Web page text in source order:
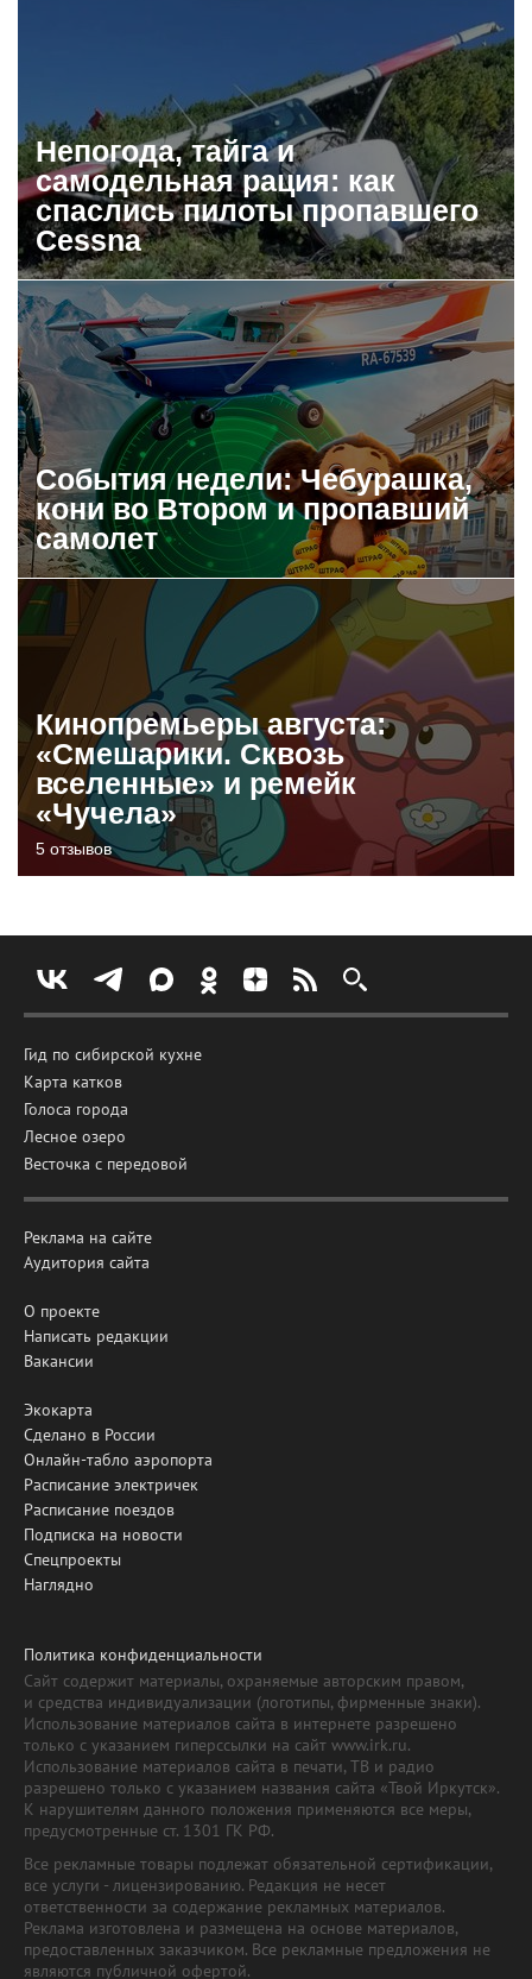
Непогода, тайга и
самодельная рация: как
спаслись пилоты пропавшего
Cessna
События недели: Чебурашка,
кони во Втором и пропавший
самолет
Кинопремьеры августа:
«Смешарики. Сквозь
вселенные» и ремейк
«Чучела»
5 отзывов
Гид по сибирской кухне
Карта катков
Голоса города
Лесное озеро
Весточка с передовой
Реклама на сайте
Аудитория сайта
О проекте
Написать редакции
Вакансии
Экокарта
Сделано в России
Онлайн-табло аэропорта
Расписание электричек
Расписание поездов
Подписка на новости
Спецпроекты
Наглядно
Политика конфиденциальности
Сайт содержит материалы, охраняемые авторским правом,
и средства индивидуализации (логотипы, фирменные знаки).
Использование материалов сайта в интернете разрешено
только с указанием гиперссылки на сайт www.irk.ru.
Использование материалов сайта в печати, ТВ и радио
разрешено только с указанием названия сайта «Твой Иркутск».
К нарушителям данного положения применяются все меры,
предусмотренные ст. 1301 ГК РФ.
Все рекламные товары подлежат обязательной сертификации,
все услуги - лицензированию. Редакция не несет
ответственности за содержание рекламных материалов.
Реклама изготовлена и размещена на основе материалов,
предоставленных заказчиком. Все рекламные предложения не
являются публичной офертой.